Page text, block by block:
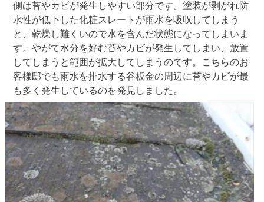
側は苔やカビが発生しやすい部分です。塗装が剥がれ防
水性が低下した化粧スレートが雨水を吸収してしまう
と、乾燥し難くいので水を含んだ状態になってしまいま
す。やがて水分を好む苔やカビが発生してしまい、放置
してしまうと範囲が拡大してしまうのです。こちらのお
客様邸でも雨水を排水する谷板金の周辺に苔やカビが最
も多く発生しているのを発見しました。